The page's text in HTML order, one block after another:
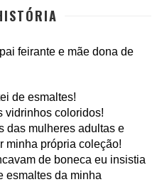
feirante e mãe dona de
de esmaltes!
vidrinhos coloridos!
das mulheres adultas e
minha própria coleção!
de boneca eu insistia
esmaltes da minha